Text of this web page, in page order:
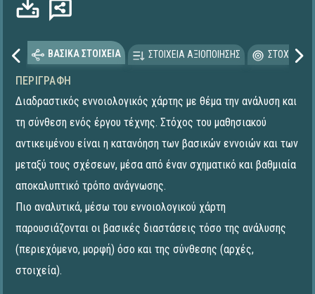
ΒΑΣΙΚΑ ΣΤΟΙΧΕΙΑ ΣΤΟΙΧΕΙΑ ΑΞΙΟΠΟΙΗΣΗΣ
ΠΕΡΙΓΡΑΦΉ
Διαδραστικός εννοιολογικός χάρτης με θέμα την ανάλυση και
τη σύνθεση ενός έργου τέχνης. Στόχος του μαθησιακού
αντικειμένου είναι η κατανόηση των βασικών εννοιών και των
μεταξύ τους σχέσεων, μέσα από έναν σχηματικό και βαθμιαία
αποκαλυπτικό τρόπο ανάγνωσης.
Πιο αναλυτικά, μέσω του εννοιολογικού χάρτη
παρουσιάζονται οι βασικές διαστάσεις τόσο της ανάλυσης
(περιεχόμενο, μορφή) όσο και της σύνθεσης (αρχές,
στοιχεία).